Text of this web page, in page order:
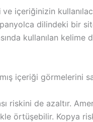
ve içeriğinizin
dilindeki bir
kullanılan kelime
içeriği görmelerini
riskini de azaltır.
örtüşebilir. Kopya